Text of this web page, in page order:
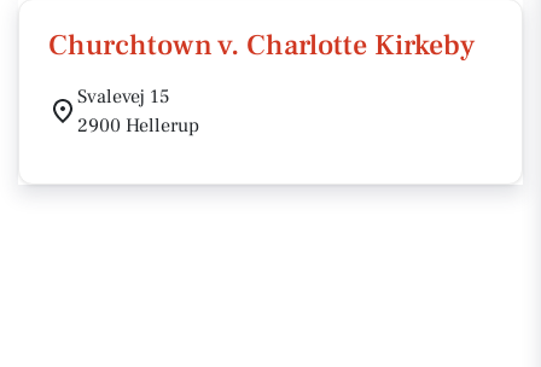
Churchtown v. Charlotte Kirkeby
Svalevej 15
2900 Hellerup